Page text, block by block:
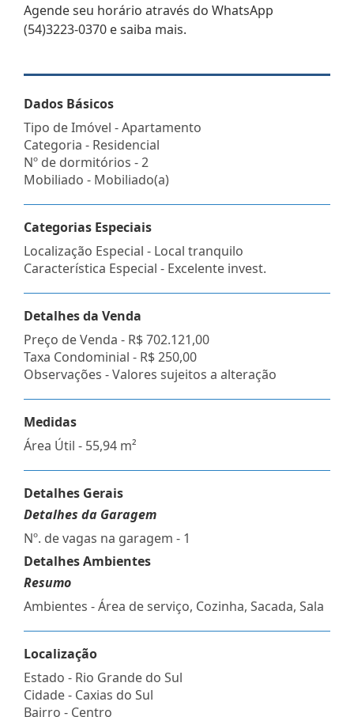
Agende seu horário através do WhatsApp
(54)3223-0370 e saiba mais.
Dados Básicos
Tipo de Imóvel - Apartamento
Categoria - Residencial
Nº de dormitórios - 2
Mobiliado - Mobiliado(a)
Categorias Especiais
Localização Especial - Local tranquilo
Característica Especial - Excelente invest.
Detalhes da Venda
Preço de Venda - R$ 702.121,00
Taxa Condominial - R$ 250,00
Observações - Valores sujeitos a alteração
Medidas
Área Útil - 55,94 m²
Detalhes Gerais
Detalhes da Garagem
Nº. de vagas na garagem - 1
Detalhes Ambientes
Resumo
Ambientes - Área de serviço, Cozinha, Sacada, Sala
Localização
Estado - Rio Grande do Sul
Cidade - Caxias do Sul
Bairro - Centro